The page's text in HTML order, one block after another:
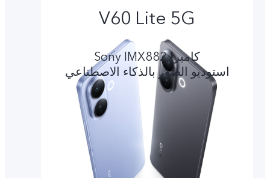
V60 Lite 5G
کامیرا Sony IMX882
استوديو الصور بالذكاء الاصطناعي